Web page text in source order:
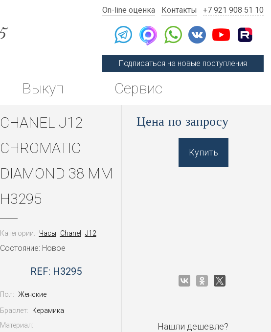
On-line оценка Контакты +7 921 908 51 10
Подписаться на новые поступления
Выкуп
Сервис
CHANEL J12
CHROMATIC
DIAMOND 38 MM
H3295
Категории: Часы Chanel J12
Состояние: Новое
REF: H3295
Пол: Женские
Браслет:
Керамика
Материал:
Цена по запросу
Купить
Нашли дешевле?